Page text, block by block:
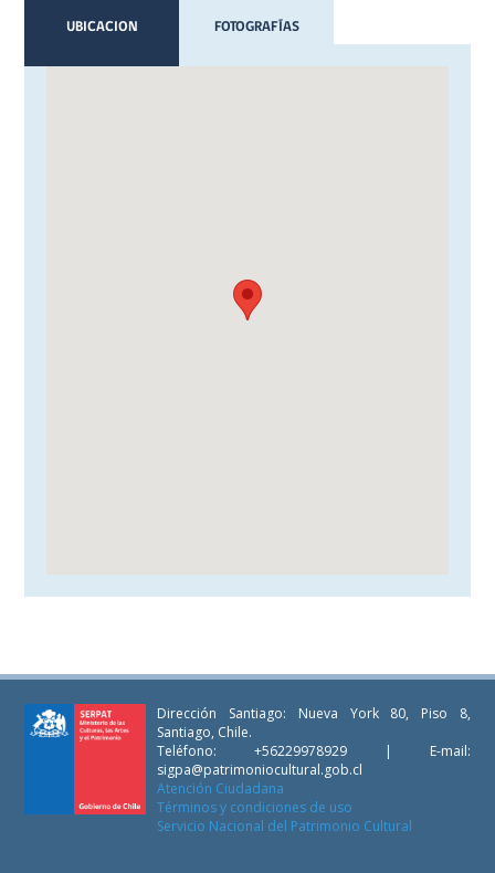
UBICACION FOTOGRAFÍAS
Dirección Santiago: Nueva York 80, Piso 8,
Santiago, Chile.
Teléfono: +56229978929 | E-mail:
sigpa@patrimoniocultural.gob.cl
Atención Ciudadana
Términos y condiciones de uso
Servicio Nacional del Patrimonio Cultural